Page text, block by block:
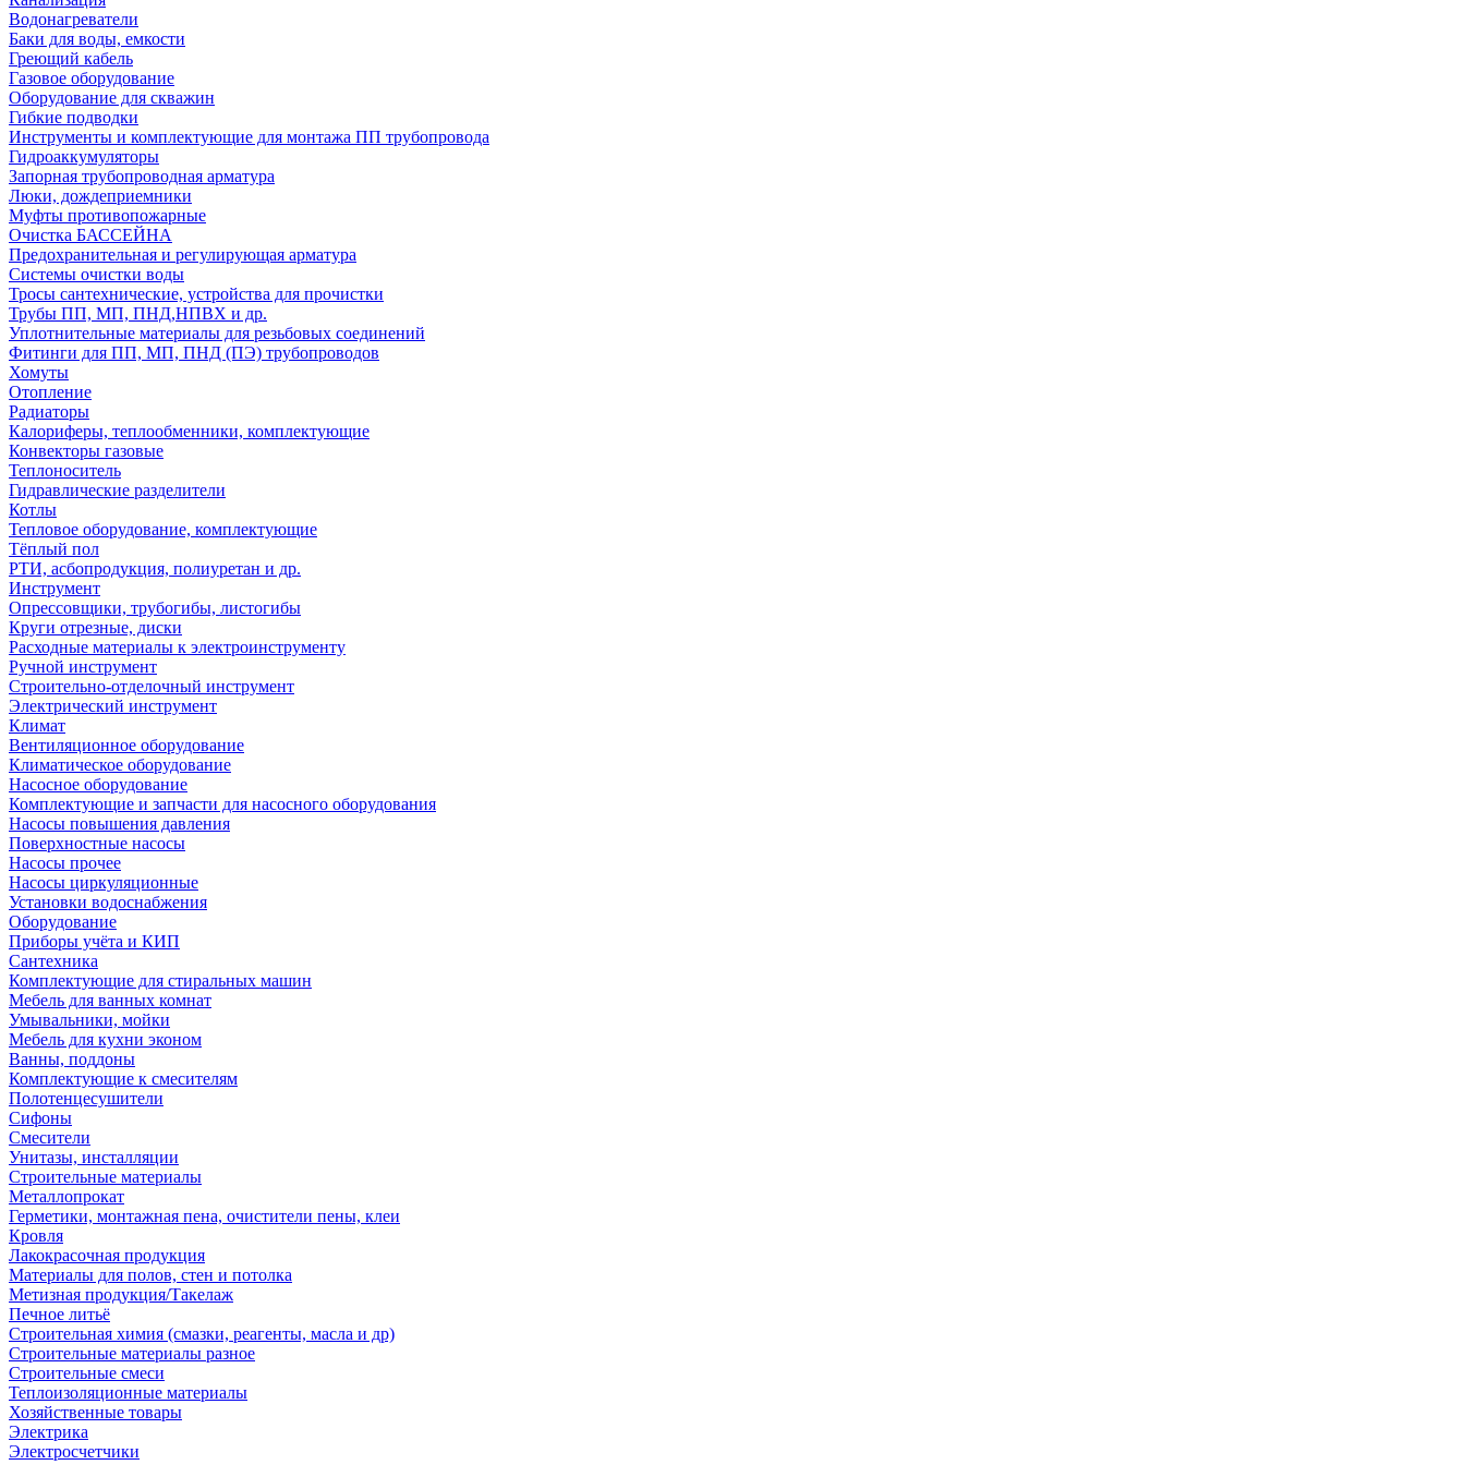
Водонагреватели
Баки для воды, емкости
Греющий кабель
Газовое оборудование
Оборудование для скважин
Гибкие подводки
Инструменты и комплектующие для монтажа ПП трубопровода
Гидроаккумуляторы
Запорная трубопроводная арматура
Люки, дождеприемники
Муфты противопожарные
Очистка БАССЕЙНА
Предохранительная и регулирующая арматура
Системы очистки воды
Тросы сантехнические, устройства для прочистки
Трубы ПП, МП, ПНД,НПВХ и др.
Уплотнительные материалы для резьбовых соединений
Фитинги для ПП, МП, ПНД (ПЭ) трубопроводов
Хомуты
Отопление
Радиаторы
Калориферы, теплообменники, комплектующие
Конвекторы газовые
Теплоноситель
Гидравлические разделители
Котлы
Тепловое оборудование, комплектующие
Тёплый пол
РТИ, асбопродукция, полиуретан и др.
Инструмент
Опрессовщики, трубогибы, листогибы
Круги отрезные, диски
Расходные материалы к электроинструменту
Ручной инструмент
Строительно-отделочный инструмент
Электрический инструмент
Климат
Вентиляционное оборудование
Климатическое оборудование
Насосное оборудование
Комплектующие и запчасти для насосного оборудования
Насосы повышения давления
Поверхностные насосы
Насосы прочее
Насосы циркуляционные
Установки водоснабжения
Оборудование
Приборы учёта и КИП
Сантехника
Комплектующие для стиральных машин
Мебель для ванных комнат
Умывальники, мойки
Мебель для кухни эконом
Ванны, поддоны
Комплектующие к смесителям
Полотенцесушители
Сифоны
Смесители
Унитазы, инсталляции
Строительные материалы
Металлопрокат
Герметики, монтажная пена, очистители пены, клеи
Кровля
Лакокрасочная продукция
Материалы для полов, стен и потолка
Метизная продукция/Такелаж
Печное литьё
Строительная химия (смазки, реагенты, масла и др)
Строительные материалы разное
Строительные смеси
Теплоизоляционные материалы
Хозяйственные товары
Электрика
Электросчетчики